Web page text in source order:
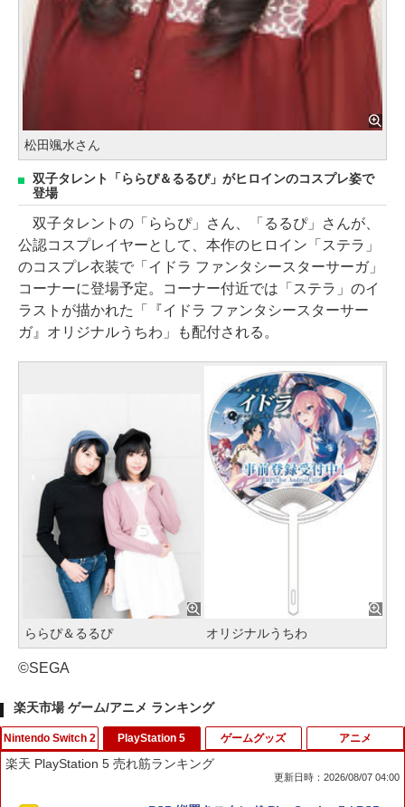
松田颯水さん
双子タレント「ららぴ＆るるぴ」がヒロインのコスプレ姿で
登場
双子タレントの「ららぴ」さん、「るるぴ」さんが、
公認コスプレイヤーとして、本作のヒロイン「ステラ」
のコスプレ衣装で「イドラ ファンタシースターサーガ」
コーナーに登場予定。コーナー付近では「ステラ」のイ
ラストが描かれた「『イドラ ファンタシースターサー
ガ』オリジナルうちわ」も配付される。
ららぴ＆るるぴ オリジナルうちわ
©SEGA
楽天市場 ゲーム/アニメ ランキング
Nintendo Switch 2 PlayStation 5
楽天 PlayStation 5 売れ筋ランキング
更新日時：2026/08/07 04:00
ゲームグッズ アニメ